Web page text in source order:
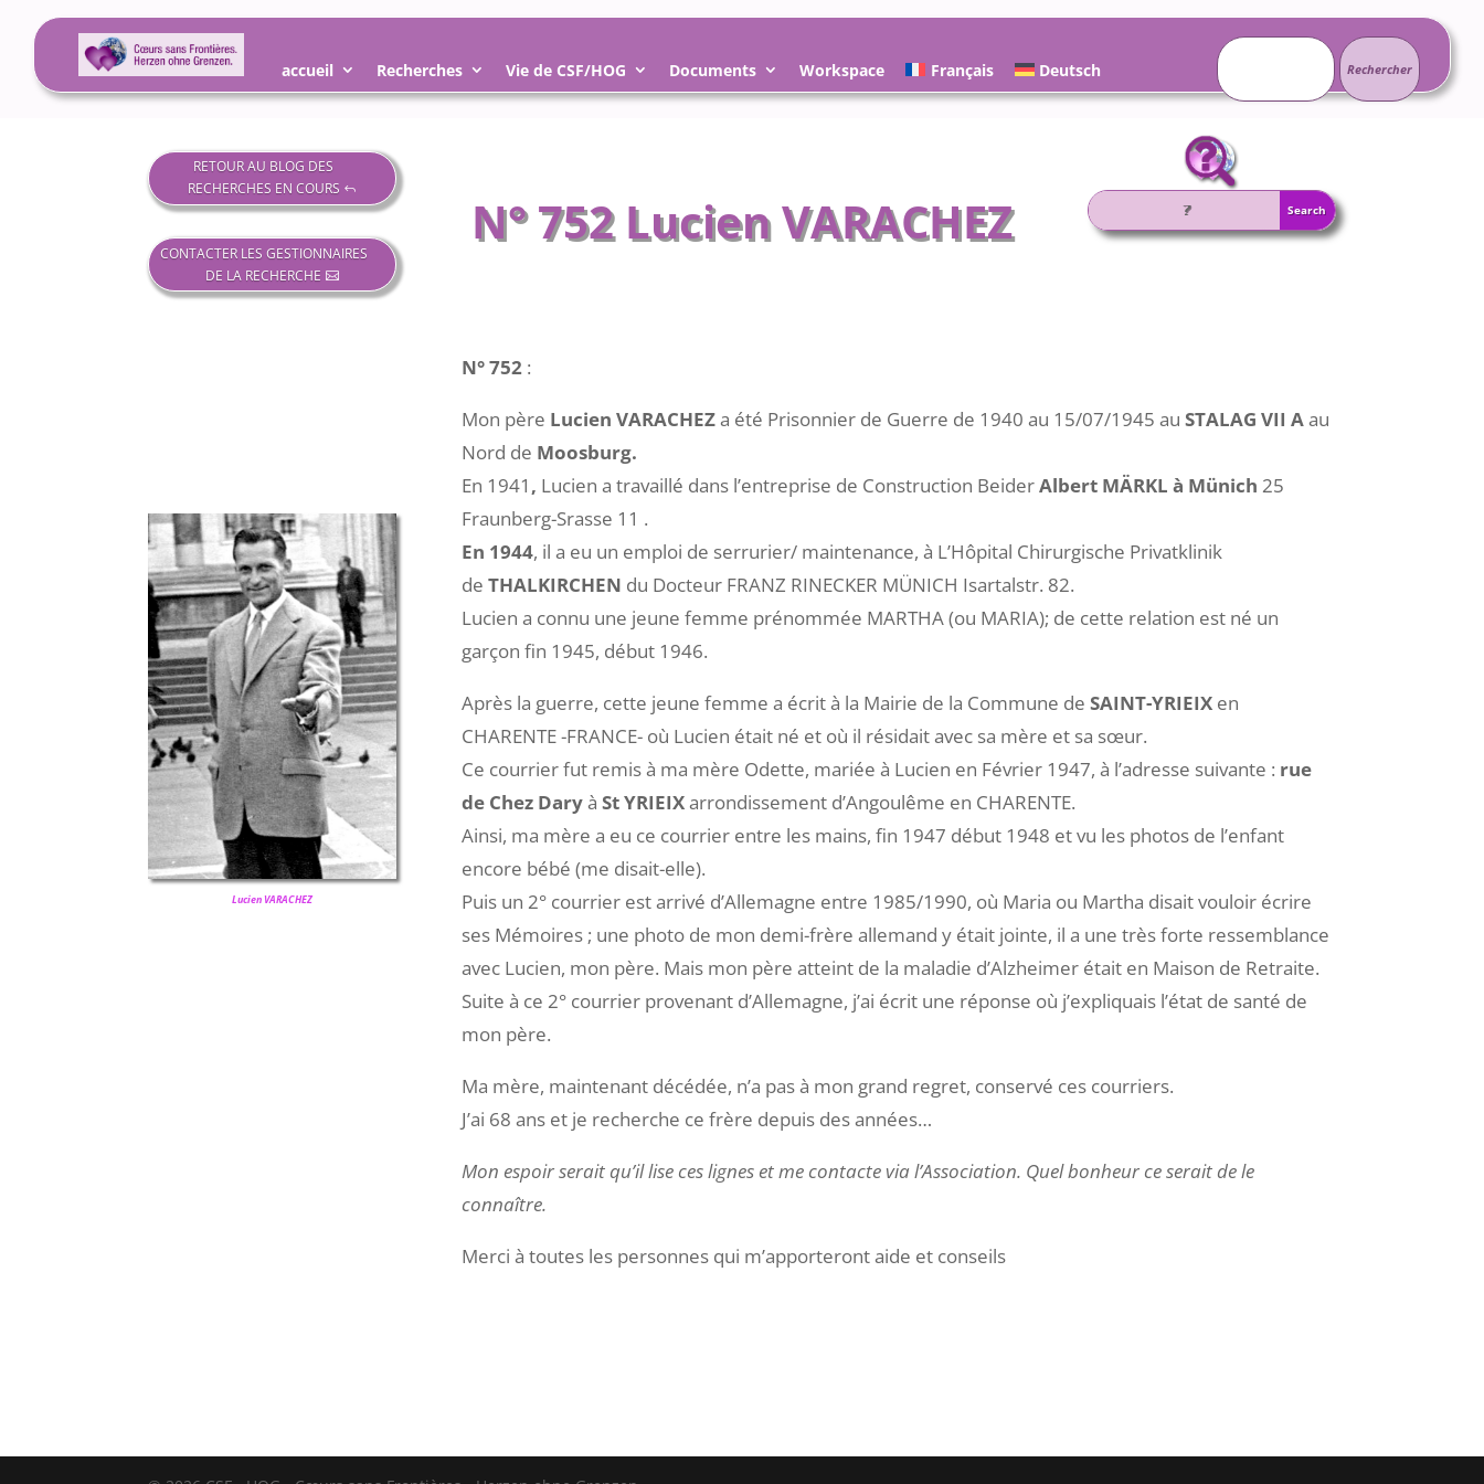
accueil Recherches Vie de CSF/HOG Documents Workspace Français Deutsch
Rechercher :
RETOUR AU BLOG DES
RECHERCHES EN COURS
CONTACTER LES GESTIONNAIRES
DE LA RECHERCHE
N° 752 Lucien VARACHEZ
Lucien VARACHEZ
N° 752:
Mon père Lucien VARACHEZa été Prisonnier de Guerre de 1940 au 15/07/1945 au STALAG VII Aau
Nord de Moosburg.
En 1941 , Lucien a travaillé dans l’entreprise de Construction BeiderAlbert MÄRKL à Münich 25
Fraunberg-Srasse 11 .
En 1944, il a eu un emploi de serrurier/ maintenance, à L’Hôpital Chirurgische Privatklinik
de THALKIRCHEN du Docteur FRANZ RINECKER MÜNICH Isartalstr. 82.
Lucien a connu une jeune femme prénommée MARTHA (ou MARIA); de cette relation est né un
garçon fin 1945, début 1946.
Après la guerre, cette jeune femme a écrit à la Mairie de la Commune de SAINT-YRIEIXen
CHARENTE -FRANCE- où Lucien était né et où il résidait avec sa mère et sa sœur.
Ce courrier fut remis à ma mère Odette, mariée à Lucien en Février 1947, à l’adresse suivante : rue
de Chez Daryà St YRIEIXarrondissement d’Angoulême en CHARENTE.
Ainsi, ma mère a eu ce courrier entre les mains, fin 1947 début 1948 et vu les photos de l’enfant
encore bébé (me disait-elle).
Puis un 2° courrier est arrivé d’Allemagne entre 1985/1990, où Maria ou Martha disait vouloir écrire
ses Mémoires ; une photo de mon demi-frère allemand y était jointe, il a une très forte ressemblance
avec Lucien, mon père. Mais mon père atteint de la maladie d’Alzheimer était en Maison de Retraite.
Suite à ce 2° courrier provenant d’Allemagne, j’ai écrit une réponse où j’expliquais l’état de santé de
mon père.
Ma mère, maintenant décédée, n’a pas à mon grand regret, conservé ces courriers.
J’ai 68 ans et je recherche ce frère depuis des années…
Mon espoir serait qu’il lise ces lignes et me contacte via l’Association. Quel bonheur ce serait de le
connaître.
Merci à toutes les personnes qui m’apporteront aide et conseils